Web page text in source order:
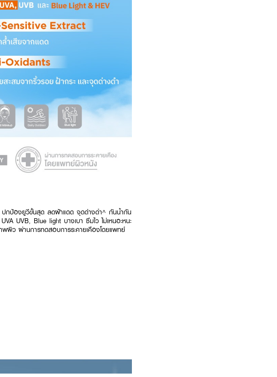
ปกป้องยูวีขั้นสุด ลดฝ้าแดด จุดด่างดำ^ กันน้ำกัน
UVB, Blue light บางเบา ซึมไว ไม่เหนอะหนะ
พผิว ผ่านการทดสอบการระคายเคืองโดยแพทย์